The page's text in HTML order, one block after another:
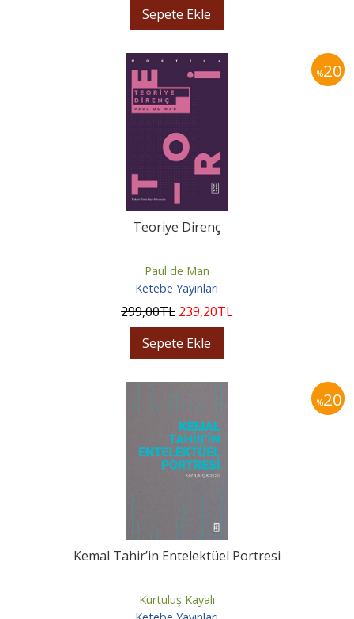
Sepete Ekle
%20
Teoriye Direnç
Paul de Man
Ketebe Yayınları
299,00TL 239,20TL
Sepete Ekle
%20
Kemal Tahir’in Entelektüel Portresi
Kurtuluş Kayalı